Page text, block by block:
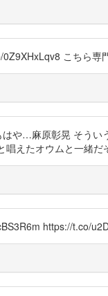
こちら専
や…麻原彰晃 そう
えたオウムと一緒
https://t.co/